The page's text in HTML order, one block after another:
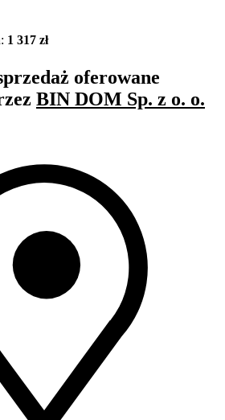
1 317 zł
oferowane
BIN DOM Sp. z o. o.